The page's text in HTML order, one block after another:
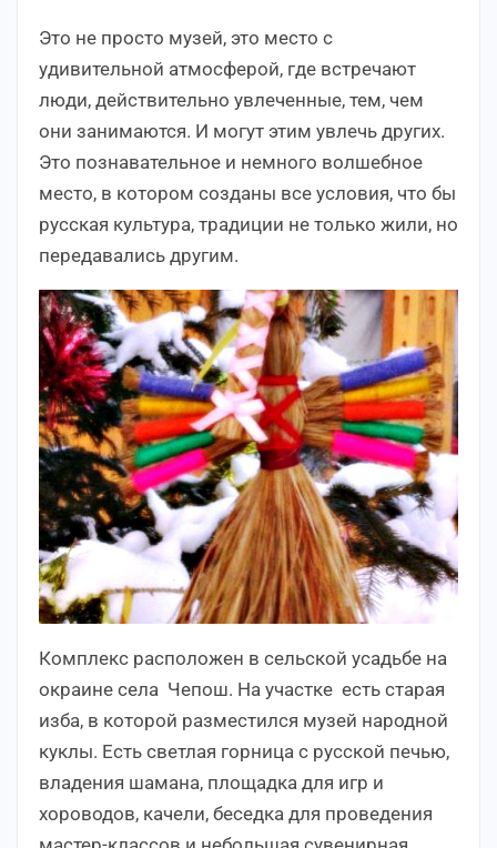
Это не просто музей, это место с
удивительной атмосферой, где встречают
люди, действительно увлеченные, тем, чем
они занимаются. И могут этим увлечь других.
Это познавательное и немного волшебное
место, в котором созданы все условия, что бы
русская культура, традиции не только жили, но
передавались другим.
Комплекс расположен в сельской усадьбе на
окраине села Чепош. На участке есть старая
изба, в которой разместился музей народной
куклы. Есть светлая горница с русской печью,
владения шамана, площадка для игр и
хороводов, качели, беседка для проведения